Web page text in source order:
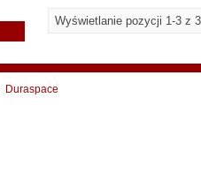
Wyświetlanie pozycji 1-3 z 3
Duraspace